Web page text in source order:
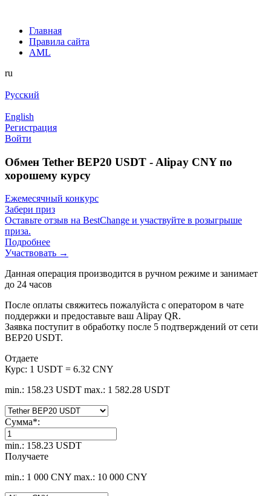
Главная
Правила сайта
AML
ru
Русский
English
Регистрация
Войти
Обмен Tether BEP20 USDT - Alipay CNY по
хорошему курсу
Ежемесячный конкурс
Забери приз
Оставьте отзыв на BestChange и участвуйте в розыгрыше
приза.
Подробнее
Участвовать →
Данная операция производится в ручном режиме и занимает
до 24 часов
После оплаты свяжитесь пожалуйста с оператором в чате
поддержки и предоставьте ваш Alipay QR.
Заявка поступит в обработку после 5 подтверждений от сети
BEP20 USDT.
Отдаете
Курс: 1 USDT = 6.32 CNY
min.: 158.23 USDT max.: 1 582.28 USDT
Сумма*:
min.: 158.23 USDT
Получаете
min.: 1 000 CNY max.: 10 000 CNY